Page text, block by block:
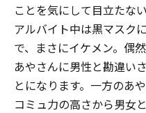
ことを気にして目立たな
アルバイト中は黒マスク
で、まさにイケメン。偶
あやさんに男性と勘違い
とになります。一方のあ
コミュ力の高さから男女